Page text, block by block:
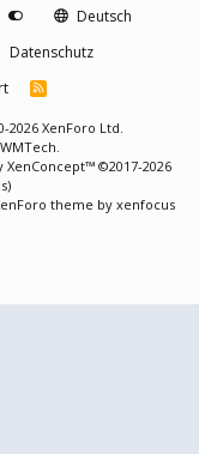
Deutsch
Datenschutz
R
S
2026 XenForo Ltd.
WMTech
XenConcept™ ©2017-2026
)
theme by xenfocus